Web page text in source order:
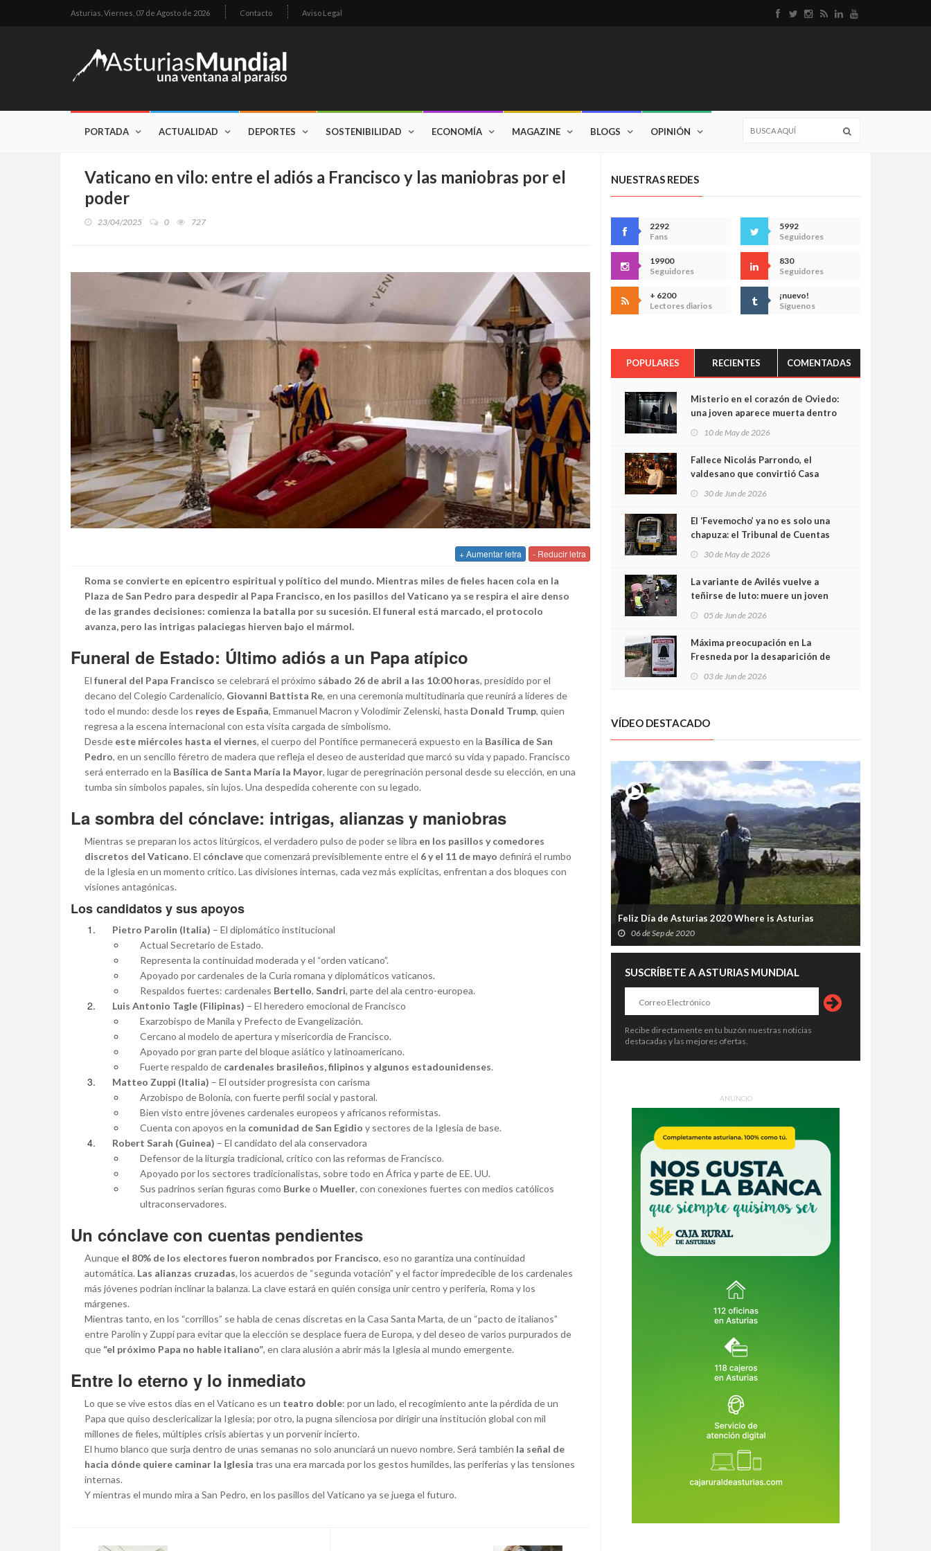
Asturias, Viernes, 07 de Agosto de 2026 Contacto Aviso Legal
PORTADA ACTUALIDAD DEPORTES SOSTENIBILIDAD ECONOMÍA MAGAZINE BLOGS OPINIÓN
Vaticano en vilo: entre el adiós a Francisco y las maniobras por el
poder
23/04/2025 0 727
+ Aumentar letra - Reducir letra
Roma se convierte en epicentro espiritual y político del mundo. Mientras miles de fieles hacen cola en la
Plaza de San Pedro para despedir al Papa Francisco, en los pasillos del Vaticano ya se respira el aire denso
de las grandes decisiones: comienza la batalla por su sucesión. El funeral está marcado, el protocolo
avanza, pero las intrigas palaciegas hierven bajo el mármol.
Funeral de Estado: Último adiós a un Papa atípico
El funeral del Papa Francisco se celebrará el próximo sábado 26 de abril a las 10:00 horas, presidido por el
decano del Colegio Cardenalicio, Giovanni Battista Re, en una ceremonia multitudinaria que reunirá a líderes de
todo el mundo: desde los reyes de España, Emmanuel Macron y Volodímir Zelenski, hasta Donald Trump, quien
regresa a la escena internacional con esta visita cargada de simbolismo.
Desde este miércoles hasta el viernes, el cuerpo del Pontífice permanecerá expuesto en la Basílica de San
Pedro, en un sencillo féretro de madera que refleja el deseo de austeridad que marcó su vida y papado. Francisco
será enterrado en la Basílica de Santa María la Mayor, lugar de peregrinación personal desde su elección, en una
tumba sin símbolos papales, sin lujos. Una despedida coherente con su legado.
La sombra del cónclave: intrigas, alianzas y maniobras
Mientras se preparan los actos litúrgicos, el verdadero pulso de poder se libra en los pasillos y comedores
discretos del Vaticano. El cónclaveque comenzará previsiblemente entre el 6 y el 11 de mayo definirá el rumbo
de la Iglesia en un momento crítico. Las divisiones internas, cada vez más explícitas, enfrentan a dos bloques con
visiones antagónicas.
Los candidatos y sus apoyos
Pietro Parolin (Italia) – El diplomático institucional
Actual Secretario de Estado.
Representa la continuidad moderada y el “orden vaticano”.
Apoyado por cardenales de la Curia romana y diplomáticos vaticanos.
Respaldos fuertes: cardenales Bertello, Sandri, parte del ala centro-europea.
Luis Antonio Tagle (Filipinas) – El heredero emocional de Francisco
Exarzobispo de Manila y Prefecto de Evangelización.
Cercano al modelo de apertura y misericordia de Francisco.
Apoyado por gran parte del bloque asiático y latinoamericano.
Fuerte respaldo de cardenales brasileños, filipinos y algunos estadounidenses.
Matteo Zuppi (Italia) – El outsider progresista con carisma
Arzobispo de Bolonia, con fuerte perfil social y pastoral.
Bien visto entre jóvenes cardenales europeos y africanos reformistas.
Cuenta con apoyos en la comunidad de San Egidio y sectores de la Iglesia de base.
Robert Sarah (Guinea) – El candidato del ala conservadora
Defensor de la liturgia tradicional, crítico con las reformas de Francisco.
Apoyado por los sectores tradicionalistas, sobre todo en África y parte de EE. UU.
Sus padrinos serían figuras como Burkeo Mueller, con conexiones fuertes con medios católicos
ultraconservadores.
Un cónclave con cuentas pendientes
Aunque el 80% de los electores fueron nombrados por Francisco, eso no garantiza una continuidad
automática. Las alianzas cruzadas, los acuerdos de “segunda votación” y el factor impredecible de los cardenales
más jóvenes podrían inclinar la balanza. La clave estará en quién consiga unir centro y periferia, Roma y los
márgenes.
Mientras tanto, en los “corrillos” se habla de cenas discretas en la Casa Santa Marta, de un “pacto de italianos”
entre Parolin y Zuppi para evitar que la elección se desplace fuera de Europa, y del deseo de varios purpurados de
que “el próximo Papa no hable italiano”, en clara alusión a abrir más la Iglesia al mundo emergente.
Entre lo eterno y lo inmediato
Lo que se vive estos días en el Vaticano es un teatro doble: por un lado, el recogimiento ante la pérdida de un
Papa que quiso desclericalizar la Iglesia; por otro, la pugna silenciosa por dirigir una institución global con mil
millones de fieles, múltiples crisis abiertas y un porvenir incierto.
El humo blanco que surja dentro de unas semanas no solo anunciará un nuevo nombre. Será también la señal de
hacia dónde quiere caminar la Iglesia tras una era marcada por los gestos humildes, las periferias y las tensiones
internas.
Y mientras el mundo mira a San Pedro, en los pasillos del Vaticano ya se juega el futuro.
NUESTRAS REDES
2292
Fans
5992
Seguidores
19900
Seguidores
830
Seguidores
+ 6200
Lectores diarios
¡nuevo!
Síguenos
POPULARES RECIENTES COMENTADAS
Misterio en el corazón de Oviedo:
una joven aparece muerta dentro
cámaras captan sus últimos
minutos
10 de May de 2026
Fallece Nicolás Parrondo, el
valdesano que convirtió Casa
30 de Jun de 2026
El ‘Fevemocho’ ya no es solo una
chapuza: el Tribunal de Cuentas
sobrecoste de los trenes que no
cabían por los túneles
30 de May de 2026
La variante de Avilés vuelve a
teñirse de luto: muere un joven
05 de Jun de 2026
Máxima preocupación en La
Fresneda por la desaparición de
03 de Jun de 2026
VÍDEO DESTACADO
Feliz Día de Asturias 2020 Where is Asturias
06 de Sep de 2020
SUSCRÍBETE A ASTURIAS MUNDIAL
Recibe directamente en tu buzón nuestras noticias
destacadas y las mejores ofertas.
ANUNCIO